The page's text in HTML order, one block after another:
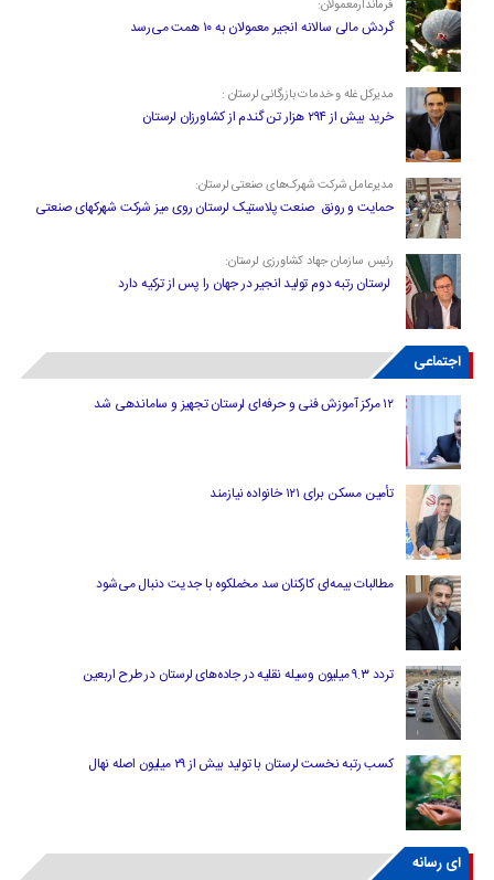
فرماندارمعمولان:
گردش مالی سالانه انجیر معمولان به ۱۰ همت می‌رسد
مدیرکل غله و خدمات بازرگانی لرستان :
خرید بیش از ۲۹۴ هزار تن گندم از کشاورزان لرستان
مدیرعامل شرکت شهرک‌های صنعتی لرستان:
حمایت و رونق صنعت پلاستیک لرستان روی میز شرکت شهرکهای صنعتی
رئیس سازمان جهاد کشاورزی لرستان:
لرستان رتبه دوم تولید انجیر در جهان را پس از ترکیه دارد
اجتماعی
۱۲ مرکز آموزش فنی و حرفه‌ای لرستان تجهیز و ساماندهی شد
تأمین مسکن برای ۱۲۱ خانواده نیازمند
مطالبات بیمه‌ای کارکنان سد مخملکوه با جدیت دنبال می‌شود
تردد ۹.۳ میلیون وسیله نقلیه در جاده‌های لرستان در طرح اربعین
کسب رتبه نخست لرستان با تولید بیش از ۲۹ میلیون اصله نهال
ای رسانه